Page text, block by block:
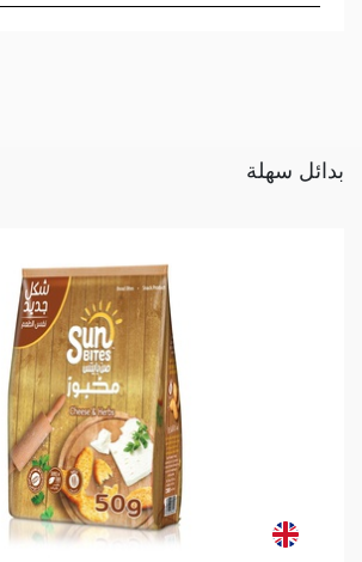
بدائل سهلة